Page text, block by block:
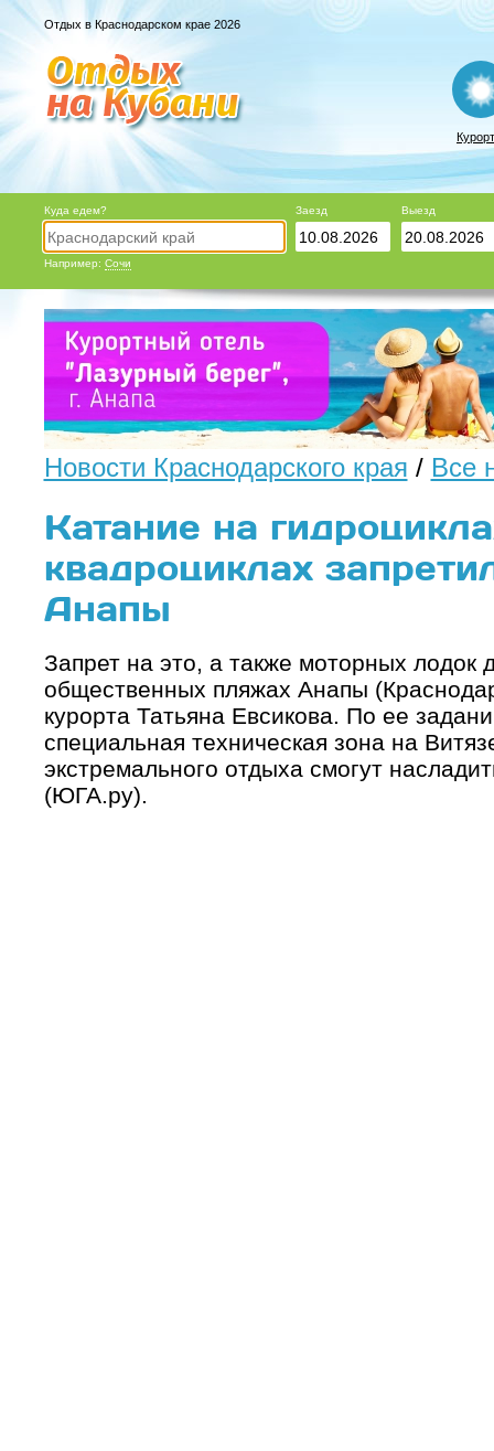
Отдых в Краснодарском крае 2026
Куда едем?
Например: Сочи
Заезд Выезд
Новости Краснодарского края / Все
Катание на
квадроциклах
Анапы
Запрет на это, а также моторных лодок
общественных пляжах Анапы
курорта Татьяна Евсикова. По ее
специальная техническая зона на
экстремального отдыха смогут
(ЮГА.ру).